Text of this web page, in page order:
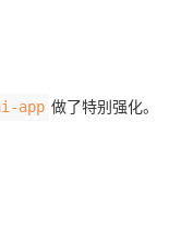
app 做了特别强化。